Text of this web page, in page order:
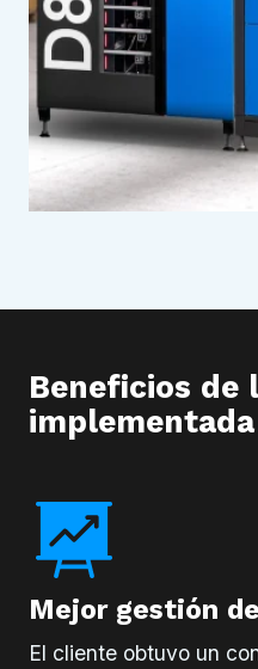
Beneficios de
implementada
Mejor gestión
El cliente obtuvo un